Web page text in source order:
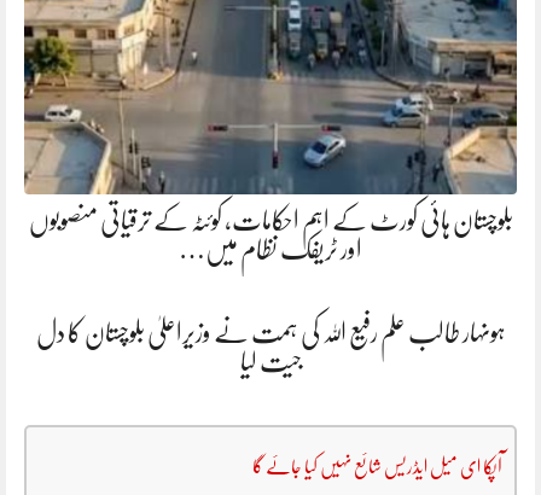
بلوچستان ہائی کورٹ کے اہم احکامات، کوئٹہ کے ترقیاتی منصوبوں
اور ٹریفک نظام میں…
ہونہار طالب علم رفیع اللہ کی ہمت نے وزیراعلیٰ بلوچستان کا دل
جیت لیا
آپکا ای میل ایڈریس شائع نہیں کیا جائے گا